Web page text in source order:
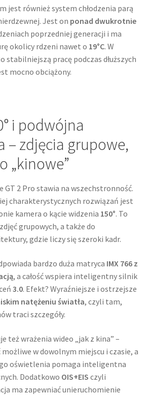
jest również system chłodzenia parą
Jest on ponad dwukrotnie
poprzedniej generacji i ma
okolicy rdzeni nawet o 19°C. W
stabilniejszą pracę podczas dłuższych
mocno obciążony.
i podwójna
– zdjęcia grupowe,
„kinowe”
2 Pro stawia na wszechstronność.
charakterystycznych rozwiązań jest
kamera o kącie widzenia 150°. To
grupowych, a także do
gdzie liczy się szeroki kadr.
bardzo duża matryca IMX 766 z
, a całość wspiera inteligentny silnik
3.0. Efekt? Wyraźniejsze i ostrzejsze
natężeniu światła, czyli tam,
traci szczegóły.
też wrażenia wideo „jak z kina” –
w dowolnym miejscu i czasie, a
oświetlenia pomaga inteligentna
Dodatkowo OIS+EIS czyli
ma zapewniać unieruchomienie